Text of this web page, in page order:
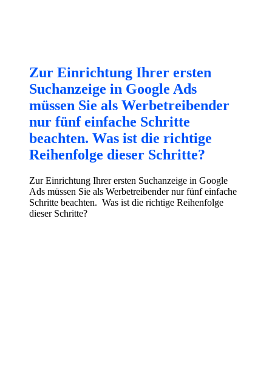
Zur Einrichtung Ihrer ersten
Suchanzeige in Google Ads
müssen Sie als Werbetreibender
nur fünf einfache Schritte
beachten. Was ist die richtige
Reihenfolge dieser Schritte?
Zur Einrichtung Ihrer ersten Suchanzeige in Google
Ads müssen Sie als Werbetreibender nur fünf einfache
Schritte beachten. Was ist die richtige Reihenfolge
dieser Schritte?